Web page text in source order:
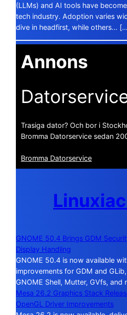
(LLMs) and AI tools have
tech industry. Adoption varies
dive in headfirst, while others…
Annons
Trasiga dator? Och bor i
Bromma Datorservice sedan
Bromma Datorservice
GNOME 50.4 Brings GDM
Display Handling
GNOME 50.4 is now available
improvements for GDM and
GNOME Shell, Mutter, GVfs, and
Mesa 26.2 Graphics Stack
OpenGL Driver Improvements